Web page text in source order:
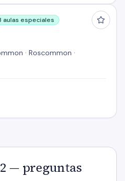
aulas especiales
· Roscommon ·
— preguntas